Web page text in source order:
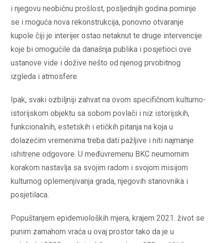
i njegovu neobičnu prošlost, posljednjih godina pominje
se i moguća nova rekonstrukcija, ponovno otvaranje
kupole čiji je interijer ostao netaknut te druge intervencije
koje bi omogućile da današnja publika i posjetioci ove
ustanove vide i dožive nešto od njenog prvobitnog
izgleda i atmosfere.
Ipak, svaki ozbiljniji zahvat na ovom specifičnom kulturno-
istorijskom objektu sa sobom povlači i niz istorijskih,
funkcionalnih, estetskih i etičkih pitanja na koja u
dolazećim vremenima treba dati pažljive i niti najmanje
ishitrene odgovore. U međuvremenu BKC neumornim
korakom nastavlja sa svojim radom i svojom misijom
kulturnog oplemenjivanja grada, njegovih stanovnika i
posjetilaca.
Popuštanjem epidemioloških mjera, krajem 2021. život se
punim zamahom vraća u ovaj prostor tako da je u